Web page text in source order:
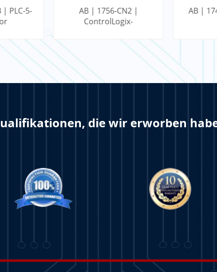
| PLC-5-
AB | 1756-CN2 |
ControlLogix-
LERN MEHR
AB |
die wir erworben